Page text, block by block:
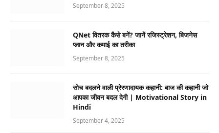
September 8, 2025
QNet वितरक कैसे बनें? जानें रजिस्ट्रेशन, बिजनेस
प्लान और कमाई का तरीका
September 8, 2025
सोच बदलने वाली प्रेरणादायक कहानी: बाज की कहानी जो
आपका जीवन बदल देगी | Motivational Story in
Hindi
September 4, 2025